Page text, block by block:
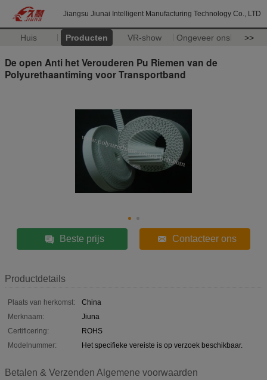
Jiangsu Jiunai Intelligent Manufacturing Technology Co., LTD
Huis Producten VR-show Ongeveer ons >>
De open Anti het Verouderen Pu Riemen van de
Polyurethaantiming voor Transportband
Beste prijs Contacteer ons
Productdetails
Plaats van herkomst:
China
Merknaam:
Jiuna
Certificering:
ROHS
Modelnummer:
Het specifieke vereiste is op verzoek beschikbaar.
Betalen & Verzenden Algemene voorwaarden